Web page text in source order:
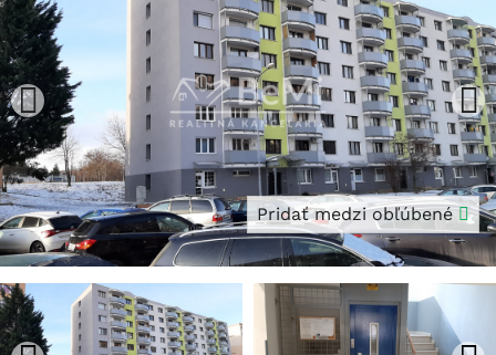
Pridať medzi obľúbené